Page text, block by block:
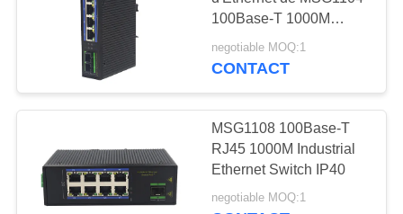
PRIVACY
POLICY
Module de
commutateur
d'Ethernet
100Base-T 1000M
5000A 3W
negotiable MOQ:1
CONTACT
MSG1108 100Base-T
RJ45 1000M Industrial
Ethernet Switch IP40
negotiable MOQ:1